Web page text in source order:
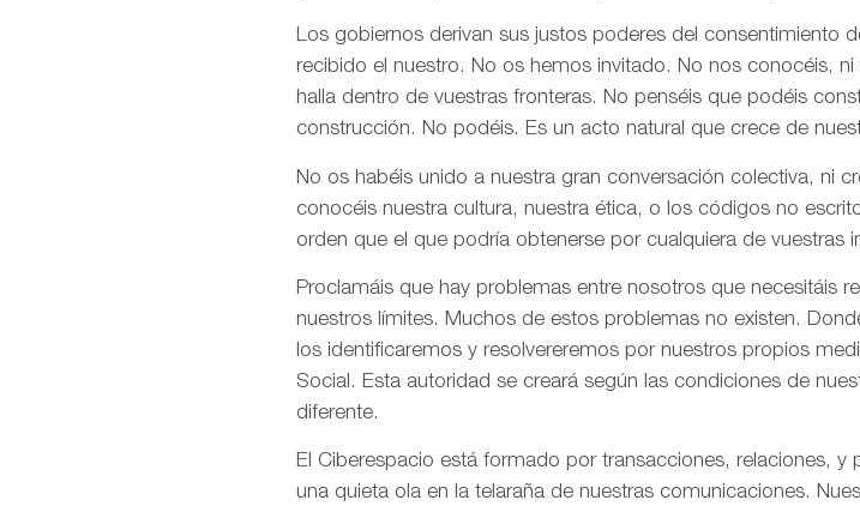
Los gobiernos derivan sus justos poderes del consentimiento
recibido el nuestro. No os hemos invitado. No nos conocéis,
halla dentro de vuestras fronteras. No penséis que podéis
construcción. No podéis. Es un acto natural que crece de
No os habéis unido a nuestra gran conversación colectiva, ni
conocéis nuestra cultura, nuestra ética, o los códigos no
orden que el que podría obtenerse por cualquiera de vuestras
Proclamáis que hay problemas entre nosotros que necesitáis
nuestros límites. Muchos de estos problemas no existen.
los identificaremos y resolvereremos por nuestros propios
Social. Esta autoridad se creará según las condiciones de
diferente.
El Ciberespacio está formado por transacciones, relaciones,
una quieta ola en la telaraña de nuestras comunicaciones.